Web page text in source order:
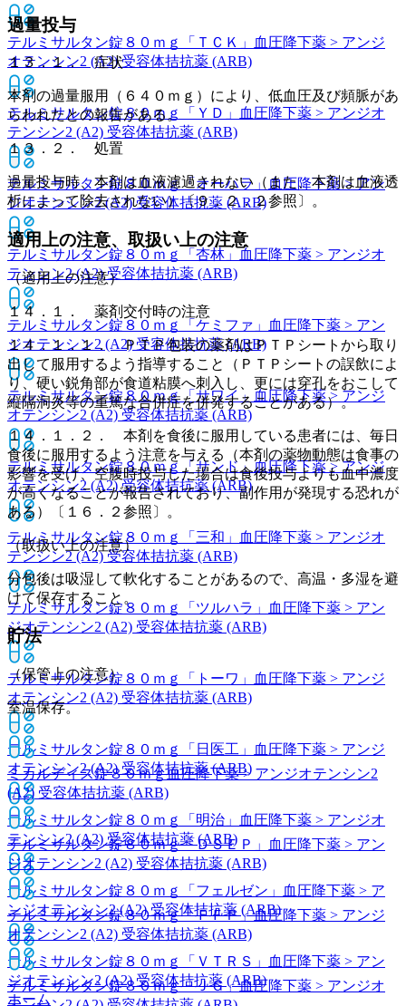
テルミサルタン錠８０ｍｇ「ＴＣＫ」
血圧降下薬 > アンジ
オテンシン2 (A2) 受容体拮抗薬 (ARB)
テルミサルタン錠８０ｍｇ「ＹＤ」
血圧降下薬 > アンジオ
テンシン2 (A2) 受容体拮抗薬 (ARB)
テルミサルタン錠８０ｍｇ「オーハラ」 血圧降下薬 > アン
ジオテンシン2 (A2) 受容体拮抗薬 (ARB)
テルミサルタン錠８０ｍｇ「杏林」
血圧降下薬 > アンジオ
テンシン2 (A2) 受容体拮抗薬 (ARB)
テルミサルタン錠８０ｍｇ「ケミファ」
血圧降下薬 > アン
ジオテンシン2 (A2) 受容体拮抗薬 (ARB)
テルミサルタン錠８０ｍｇ「サワイ」 血圧降下薬 > アンジ
オテンシン2 (A2) 受容体拮抗薬 (ARB)
テルミサルタン錠８０ｍｇ「サンド」 血圧降下薬 > アンジ
オテンシン2 (A2) 受容体拮抗薬 (ARB)
テルミサルタン錠８０ｍｇ「三和」
血圧降下薬 > アンジオ
テンシン2 (A2) 受容体拮抗薬 (ARB)
テルミサルタン錠８０ｍｇ「ツルハラ」
血圧降下薬 > アン
ジオテンシン2 (A2) 受容体拮抗薬 (ARB)
テルミサルタン錠８０ｍｇ「トーワ」
血圧降下薬 > アンジ
オテンシン2 (A2) 受容体拮抗薬 (ARB)
テルミサルタン錠８０ｍｇ「日医工」
血圧降下薬 > アンジ
オテンシン2 (A2) 受容体拮抗薬 (ARB)
テルミサルタン錠８０ｍｇ「明治」
血圧降下薬 > アンジオ
テンシン2 (A2) 受容体拮抗薬 (ARB)
テルミサルタン錠８０ｍｇ「フェルゼン」
血圧降下薬 > ア
ンジオテンシン2 (A2) 受容体拮抗薬 (ARB)
テルミサルタン錠８０ｍｇ「ＶＴＲＳ」
血圧降下薬 > アン
ジオテンシン2 (A2) 受容体拮抗薬 (ARB)
ホーム
過量投与
１３．１． 症状
本剤の過量服用（６４０ｍｇ）により、低血圧及び頻脈があ
らわれたとの報告がある。
１３．２． 処置
過量投与時、本剤は血液濾過されない（また、本剤は血液透
析によって除去されない）〔９．２．２参照〕。
適用上の注意、取扱い上の注意
（適用上の注意）
１４．１． 薬剤交付時の注意
１４．１．１． ＰＴＰ包装の薬剤はＰＴＰシートから取り
出して服用するよう指導すること（ＰＴＰシートの誤飲によ
り、硬い鋭角部が食道粘膜へ刺入し、更には穿孔をおこして
縦隔洞炎等の重篤な合併症を併発することがある）。
１４．１．２． 本剤を食後に服用している患者には、毎日
食後に服用するよう注意を与える（本剤の薬物動態は食事の
影響を受け、空腹時投与した場合は食後投与よりも血中濃度
が高くなることが報告されており、副作用が発現する恐れが
ある）〔１６．２参照〕。
（取扱い上の注意）
分包後は吸湿して軟化することがあるので、高温・多湿を避
けて保存すること。
貯法
（保管上の注意）
室温保存。
ミカルディス錠８０ｍｇ血圧降下薬 > アンジオテンシン2
(A2) 受容体拮抗薬 (ARB)
テルミサルタン錠８０ｍｇ「ＤＳＥＰ」
血圧降下薬 > アン
ジオテンシン2 (A2) 受容体拮抗薬 (ARB)
テルミサルタン錠８０ｍｇ「ＦＦＰ」血圧降下薬 > アンジ
オテンシン2 (A2) 受容体拮抗薬 (ARB)
テルミサルタン錠８０ｍｇ「ＪＧ」血圧降下薬 > アンジオ